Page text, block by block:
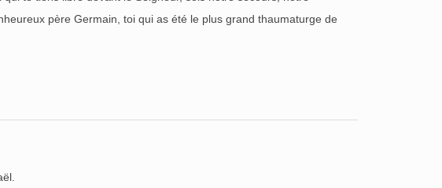
père Germain, toi qui as été le plus grand thaumaturge de